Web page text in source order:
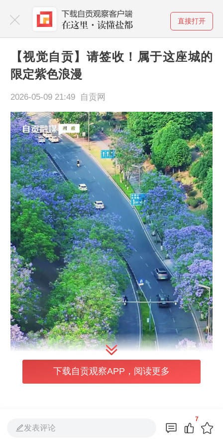
直接打开
【视觉自贡】请签收！属于这座城的
限定紫色浪漫
2026-05-09 21:49 自贡网
下载自贡观察APP，阅读更多
发表评论
7